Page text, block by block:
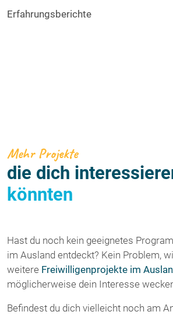
Erfahrungsberichte
Mehr Projekte
die dich
könnten
Hast du noch kein geeignetes
im Ausland entdeckt? Kein Problem,
weitere Freiwilligenprojekte im
möglicherweise dein Interesse
Befindest du dich vielleicht noch am